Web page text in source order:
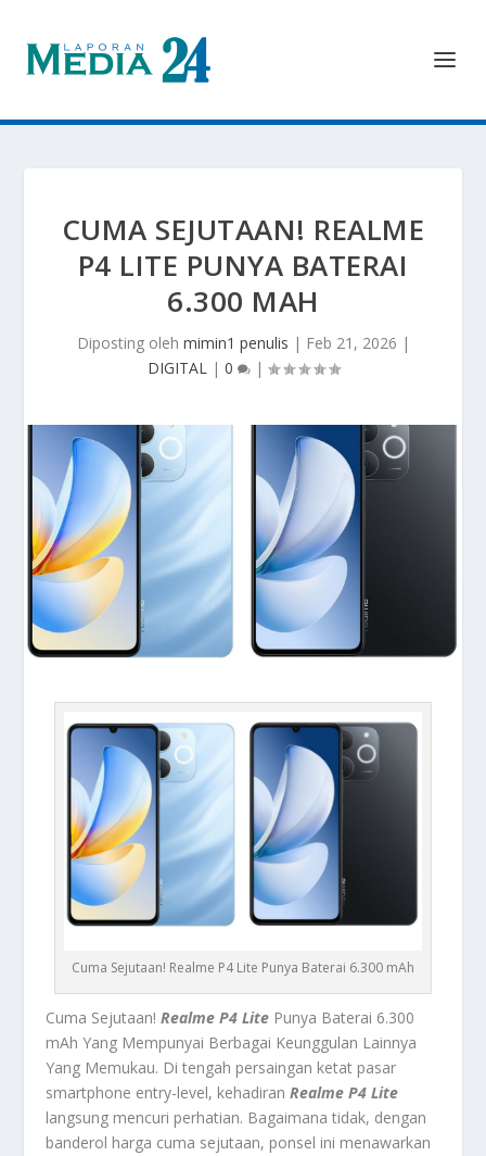
CUMA SEJUTAAN! REALME
P4 LITE PUNYA BATERAI
6.300 MAH
Diposting oleh mimin1 penulis | Feb 21, 2026 |
DIGITAL| 0 |
Cuma Sejutaan! Realme P4 Lite Punya Baterai 6.300 mAh
Cuma Sejutaan!Realme P4 Lite Punya Baterai 6.300
mAh Yang Mempunyai Berbagai Keunggulan Lainnya
Yang Memukau. Di tengah persaingan ketat pasar
smartphone entry-level, kehadiranRealme P4 Lite
langsung mencuri perhatian. Bagaimana tidak, dengan
banderol harga cuma sejutaan, ponsel ini menawarkan